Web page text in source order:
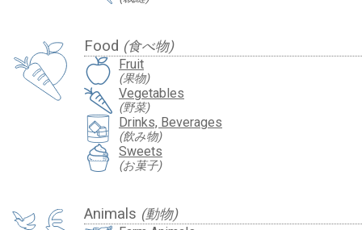
Food (食べ物)
Fruit
(果物)
Vegetables
(野菜)
Drinks, Beverages
(飲み物)
Sweets
(お菓子)
Animals (動物)